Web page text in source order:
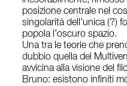
posizione centrale nel
singolarità dell’unica (?)
popola l’oscuro spazio.
Una tra le teorie che
dubbio quella del
avvicina alla visione del
Bruno: esistono infiniti